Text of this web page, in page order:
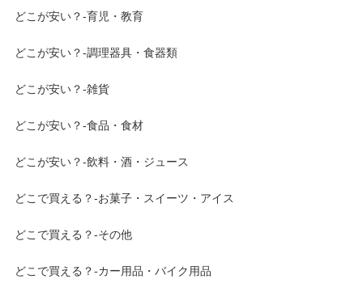
どこが安い？-育児・教育
どこが安い？-調理器具・食器類
どこが安い？-雑貨
どこが安い？-食品・食材
どこが安い？-飲料・酒・ジュース
どこで買える？-お菓子・スイーツ・アイス
どこで買える？-その他
どこで買える？-カー用品・バイク用品